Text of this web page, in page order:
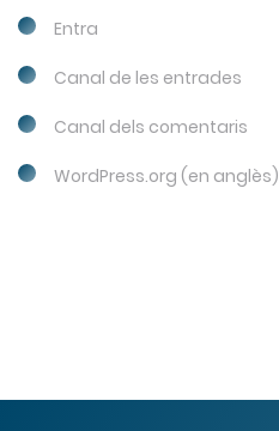
Entra
Canal de les entrades
Canal dels comentaris
WordPress.org (en anglès)